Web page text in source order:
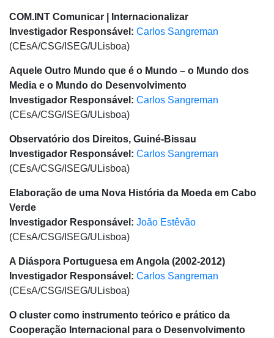
COM.INT Comunicar | Internacionalizar
Investigador Responsável: Carlos Sangreman
(CEsA/CSG/ISEG/ULisboa)
Aquele Outro Mundo que é o Mundo – o Mundo dos
Media e o Mundo do Desenvolvimento
Investigador Responsável: Carlos Sangreman
(CEsA/CSG/ISEG/ULisboa)
Observatório dos Direitos, Guiné-Bissau
Investigador Responsável: Carlos Sangreman
(CEsA/CSG/ISEG/ULisboa)
Elaboração de uma Nova História da Moeda em Cabo
Verde
Investigador Responsável: João Estêvão
(CEsA/CSG/ISEG/ULisboa)
A Diáspora Portuguesa em Angola (2002-2012)
Investigador Responsável: Carlos Sangreman
(CEsA/CSG/ISEG/ULisboa)
O cluster como instrumento teórico e prático da
Cooperação Internacional para o Desenvolvimento